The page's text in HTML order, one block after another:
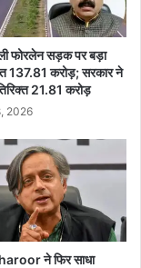
फोरलेन सड़क पर बड़ा
137.81 करोड़; सरकार ने
21.81 करोड़
2026
ने फिर साधा